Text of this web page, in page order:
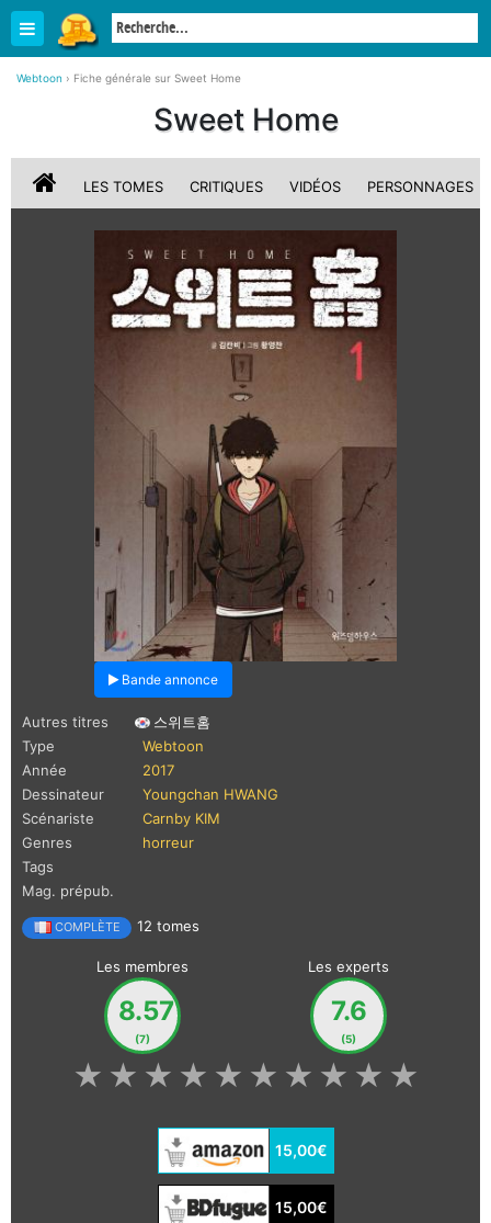
Webtoon › Fiche générale sur Sweet Home
Sweet Home
LES TOMES CRITIQUES VIDÉOS PERSONNAGES
Bande annonce
Autres titres
스위트홈
Type
Webtoon
Année
2017
Dessinateur
Youngchan HWANG
Scénariste
Carnby KIM
Genres
horreur
Tags
Mag. prépub.
COMPLÈTE 12 tomes
Les membres
8.57
(7)
Les experts
7.6
(5)
★
★
★
★
★
★
★
★
★
★
15,00€
15,00€